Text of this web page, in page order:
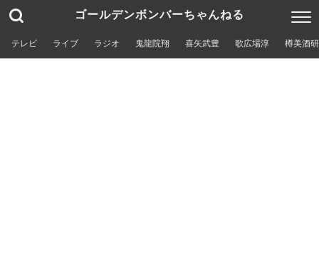
ゴールデンボンバーちゃんねる
テレビ ライブ ラジオ 鬼龍院翔 喜矢武豊 歌広場淳 樽美酒